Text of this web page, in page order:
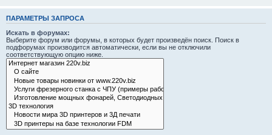
ПАРАМЕТРЫ ЗАПРОСА
Искать в форумах:
Выберите форум или форумы, в которых будет произведён поиск. Поиск в
подфорумах производится автоматически, если вы не отключили
соответствующую опцию ниже.